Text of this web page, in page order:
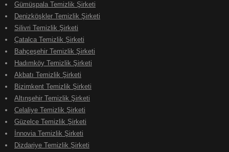
Gümüşpala Temizlik Şirketi
Denizköşkler Temizlik Şirketi
Silivri Temizlik Şirketi
Çatalca Temizlik Şirketi
Bahçeşehir Temizlik Şirketi
Hadımköy Temizlik Şirketi
Akbatı Temizlik Şirketi
Bizimkent Temizlik Şirketi
Altınşehir Temizlik Şirketi
Celaliye Temizlik Şirketi
Güzelce Temizlik Şirketi
İnnovia Temizlik Şirketi
Dizdariye Temizlik Şirketi